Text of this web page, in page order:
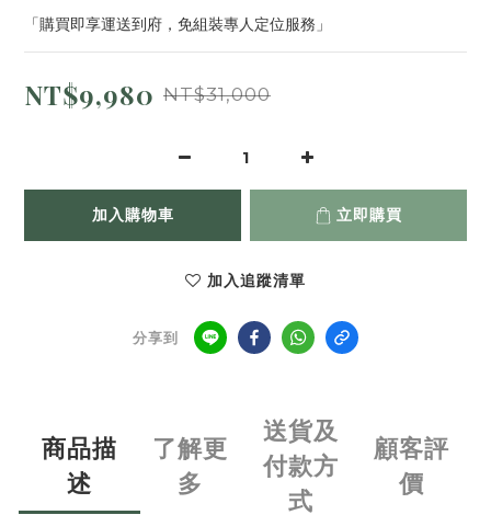
「購買即享運送到府，免組裝專人定位服務」
NT$9,980 NT$31,000
加入購物車 立即購買
加入追蹤清單
分享到
商品描
述
了解更
多
送貨及
付款方
式
顧客評
價